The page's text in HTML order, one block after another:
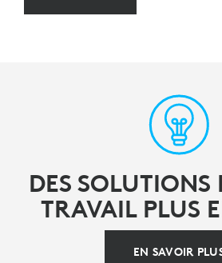
DES
TRAVAIL PLUS
EN SAVOIR